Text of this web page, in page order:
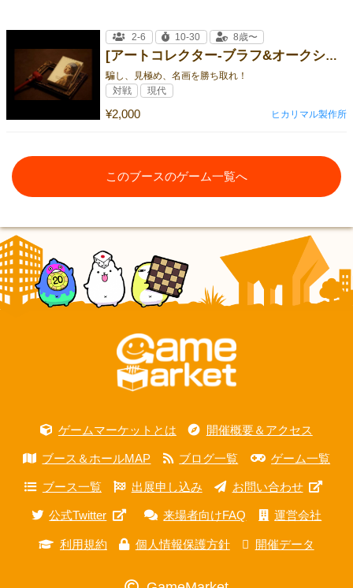
[アートコレクター-ブラフ&オークション-]
騙し、見極め、名画を勝ち取れ！
¥2,000
2-6 10-30 8歳〜
対戦 現代
ヒカリマル製作所
このブースのゲーム一覧へ
ゲームマーケットとは 開催概要＆アクセス
ブース＆ホールMAP ブログ一覧 ゲーム一覧
ブース一覧 出展申し込み お問い合わせ
公式Twitter 来場者向けFAQ 運営会社
利用規約 個人情報保護方針 開催データ